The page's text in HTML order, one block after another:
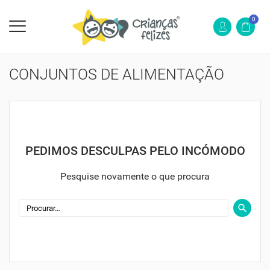
0
CONJUNTOS DE ALIMENTAÇÃO
PEDIMOS DESCULPAS PELO INCÓMODO
Pesquise novamente o que procura